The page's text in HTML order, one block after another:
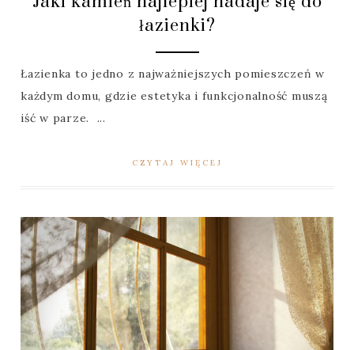
łazienki?
Łazienka to jedno z najważniejszych pomieszczeń w
każdym domu, gdzie estetyka i funkcjonalność muszą
iść w parze. ...
CZYTAJ WIĘCEJ